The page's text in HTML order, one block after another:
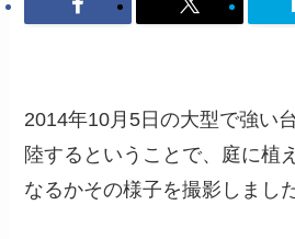
2014年10月5日の大型で強い
陸するということで、庭に植
なるかその様子を撮影しました